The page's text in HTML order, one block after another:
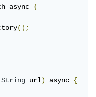
async {
();
String url) async {